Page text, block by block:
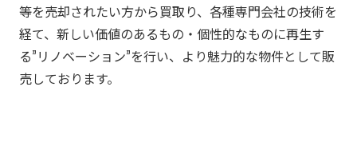
等を売却されたい方から買取り、各種専門会社の技術を
経て、新しい価値のあるもの・個性的なものに再生す
る”リノベーション”を行い、より魅力的な物件として販
売しております。